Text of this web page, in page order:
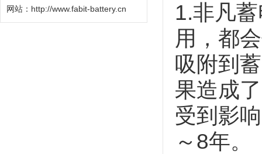
网站： http://www.fabit-battery.cn 1.非凡
用，都
吸附到
果造成
受到影
～8年。